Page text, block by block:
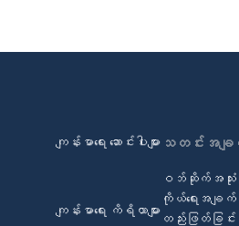
ကျန်းမာရေး ဆောင်းပါးများ
ကျန်းမာရေး ကိရိယာများ
သတင်းအခ
ဝဘ်ဆိုက်အသုံးပြု
ကိုယ်ရေးအချ
တည်းဖြတ်ခြ